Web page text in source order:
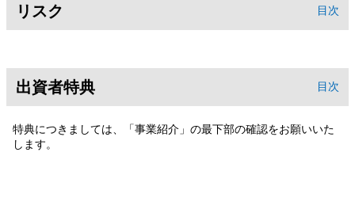
リスク 目次
出資者特典 目次
特典につきましては、「事業紹介」の最下部の確認をお願いいた
します。